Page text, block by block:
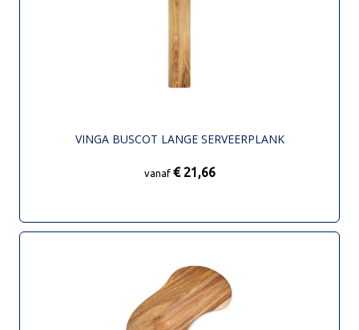
VINGA BUSCOT LANGE SERVEERPLANK
vanaf € 21,66